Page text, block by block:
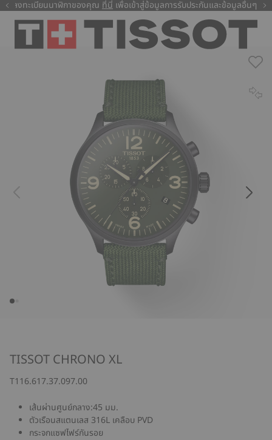
ลงทะเบียนนาฬิกาของคุณ ที่นี่ เพื่อเข้าสู่ข้อมูลการรับประกันและข้อมูลอื่นๆ
ที่นี่
TISSOT CHRONO XL
T116.617.37.097.00
เส้นผ่านศูนย์กลาง:45 มม.
ตัวเรือนสแตนเลส 316L เคลือบ PVD
กระจกแซฟไฟร์กันรอย